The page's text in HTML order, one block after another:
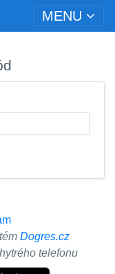
MENU
Dogres.cz
telefonu